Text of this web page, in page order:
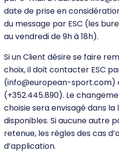
date de prise en
du message par ESC (les
au vendredi de 9h à 18h).
Si un Client désire se faire
choix, il doit contacter ESC
(info@european-sport.com)
(+352.445.890). Le
choisie sera envisagé dans
disponibles. Si aucune autre
retenue, les règles des cas
d’application.